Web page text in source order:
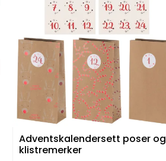
Adventskalendersett poser og
klistremerker